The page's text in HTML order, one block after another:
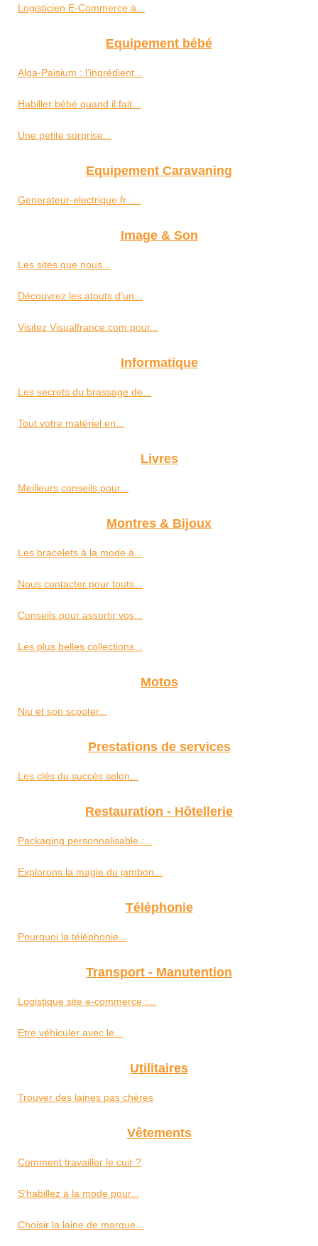
Logisticien E-Commerce à...
Equipement bébé
Alga-Paisium : l'ingrédient...
Habiller bébé quand il fait...
Une petite surprise...
Equipement Caravaning
Generateur-electrique.fr :...
Image & Son
Les sites que nous...
Découvrez les atouts d’un...
Visitez Visualfrance.com pour...
Informatique
Les secrets du brassage de...
Tout votre matériel en...
Livres
Meilleurs conseils pour...
Montres & Bijoux
Les bracelets à la mode à...
Nous contacter pour touts...
Conseils pour assortir vos...
Les plus belles collections...
Motos
Niu et son scooter...
Prestations de services
Les clés du succès selon...
Restauration - Hôtellerie
Packaging personnalisable :...
Explorons la magie du jambon...
Téléphonie
Pourquoi la téléphonie...
Transport - Manutention
Logistique site e-commerce :...
Etre véhiculer avec le...
Utilitaires
Trouver des laines pas chères
Vêtements
Comment travailler le cuir ?
S'habillez à la mode pour...
Choisir la laine de marque...